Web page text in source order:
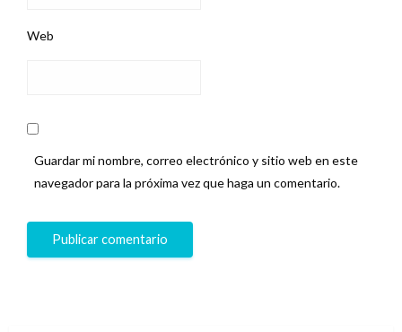
Web
Guardar mi nombre, correo electrónico y sitio web en este
navegador para la próxima vez que haga un comentario.